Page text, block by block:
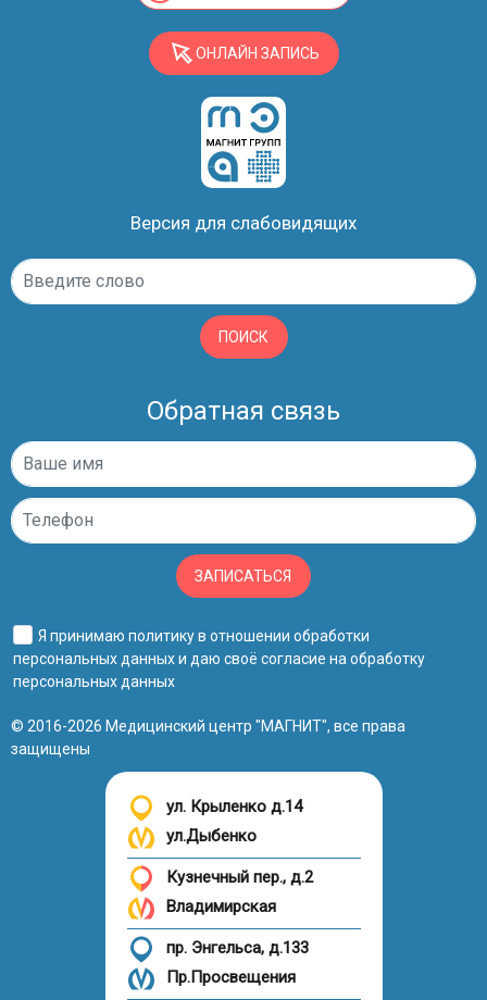
ОНЛАЙН ЗАПИСЬ
Версия для слабовидящих
ПОИСК
Обратная связь
ЗАПИСАТЬСЯ
Я принимаю политику в отношении обработки
персональных данныхи даю своё согласие на обработку
персональных данных
© 2016-2026 Медицинский центр "МАГНИТ", все права
защищены
ул. Крыленко д.14
ул.Дыбенко
Кузнечный пер., д.2
Владимирская
пр. Энгельса, д.133
Пр.Просвещения